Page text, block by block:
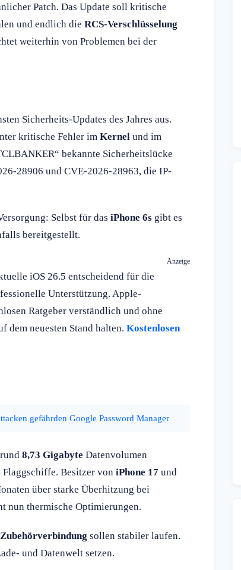
Patch. Das Update soll kritische
und endlich die RCS-Verschlüsselung
weiterhin von Problemen bei der
Sicherheits-Updates des Jahres aus.
kritische Fehler im Kernel und im
bekannte Sicherheitslücke
28906 und CVE-2026-28963, die IP-
Selbst für das iPhone 6s gibt es
bereitgestellt.
Anzeige
iOS 26.5 entscheidend für die
Unterstützung. Apple-
Ratgeber verständlich und ohne
dem neuesten Stand halten. Kostenlosen
gefährden Google Password Manager
8,73 Gigabyte Datenvolumen
Flaggschiffe. Besitzer von iPhone 17 und
über starke Überhitzung bei
nun thermische Optimierungen.
sollen stabiler laufen.
und Datenwelt setzen.